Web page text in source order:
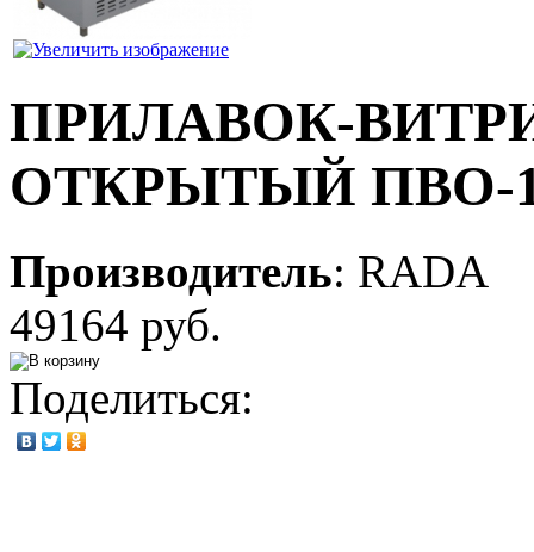
ПРИЛАВОК-
ОТКРЫТЫЙ ПВО-
Производитель: RADA
49164 руб.
Поделиться: